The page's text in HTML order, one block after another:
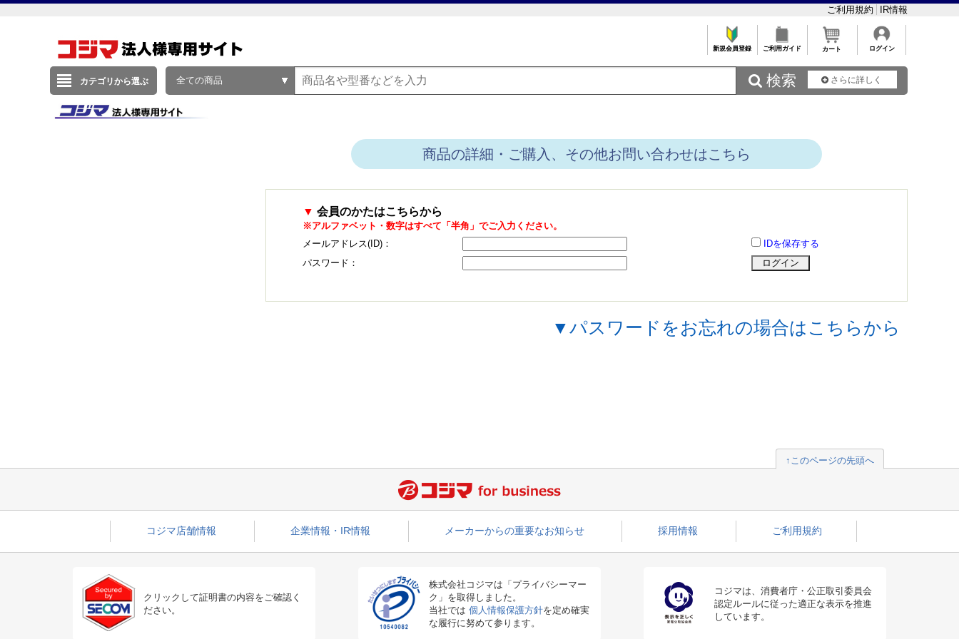
ご利用規約 IR情報
新規会員登録 ご利用ガイド カート ログイン
カテゴリから選ぶ 全ての商品  検索 さらに詳しく
商品の詳細・ご購入、その他お問い合わせはこちら
▼ 会員のかたはこちらから
※アルファベット・数字はすべて「半角」でご入力ください。
メールアドレス(ID)：
IDを保存する
パスワード：
▼パスワードをお忘れの場合はこちらから
↑このページの先頭へ
コジマ店舗情報 企業情報・IR情報 メーカーからの重要なお知らせ 採用情報 ご利用規約
クリックして証明書の内容をご確認く
ださい。
株式会社コジマは「プライバシーマー
ク」を取得しました。
当社では 個人情報保護方針を定め確実
な履行に努めて参ります。
コジマは、消費者庁・公正取引委員会
認定ルールに従った適正な表示を推進
しています。